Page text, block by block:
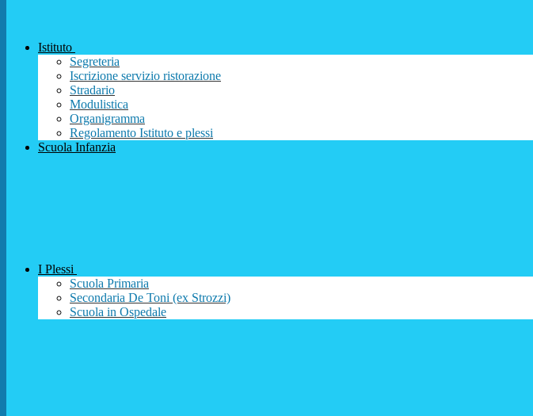
Istituto
Segreteria
Iscrizione servizio ristorazione
Stradario
Modulistica
Organigramma
Regolamento Istituto e plessi
Scuola Infanzia
I Plessi
Scuola Primaria
Secondaria De Toni (ex Strozzi)
Scuola in Ospedale